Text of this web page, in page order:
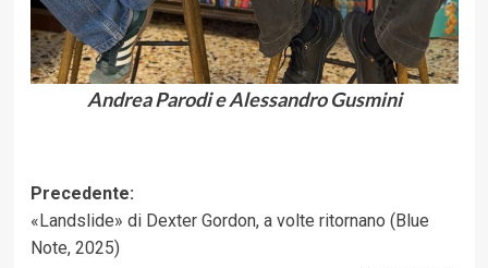
Andrea Parodi e Alessandro Gusmini
Navigazione
articolo
Precedente:
«Landslide» di Dexter Gordon, a volte ritornano (Blue
Note, 2025)